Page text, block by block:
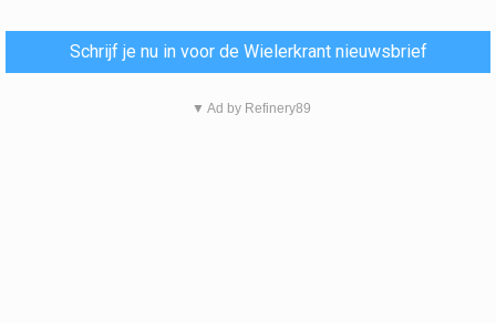
Schrijf je nu in voor de Wielerkrant nieuwsbrief
▼ Ad by Refinery89